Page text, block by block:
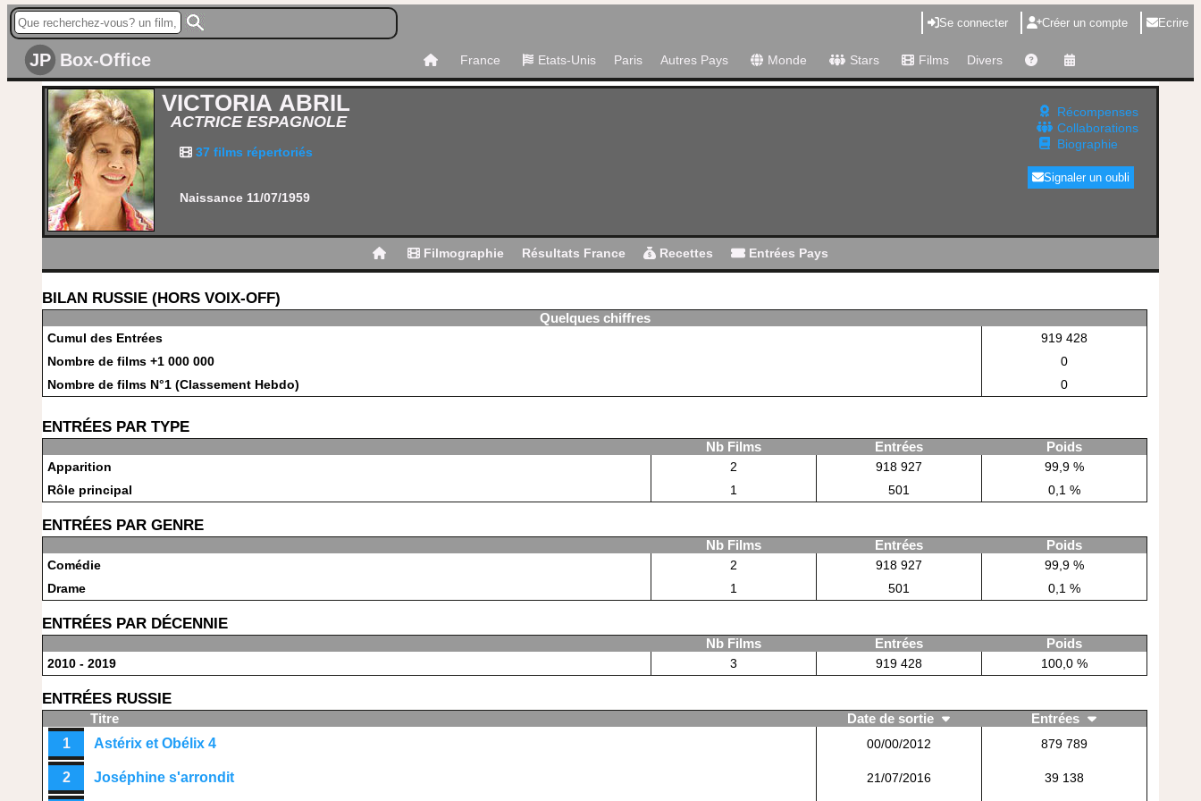
Se connecter Créer un compte Ecrire
JP Box-Office France Etats-Unis Paris Autres Pays Monde Stars Films Divers
VICTORIA ABRIL
ACTRICE ESPAGNOLE
37 films répertoriés
Naissance 11/07/1959
Récompenses
Collaborations
Biographie
Signaler un oubli
Filmographie Résultats France Recettes Entrées Pays
BILAN RUSSIE (HORS VOIX-OFF)
Quelques chiffres
Cumul des Entrées
919 428
Nombre de films +1 000 000
0
Nombre de films N°1 (Classement Hebdo)
0
ENTRÉES PAR TYPE
Nb Films Entrées
Poids
Apparition
2 918 927
99,9 %
Rôle principal
1 501 0,1 %
ENTRÉES PAR GENRE
Nb Films Entrées
Poids
Comédie
2 918 927
99,9 %
Drame
1 501 0,1 %
ENTRÉES PAR DÉCENNIE
Nb Films Entrées
Poids
2010 - 2019
3 919 428 100,0 %
ENTRÉES RUSSIE
Titre Date de sortie Entrées
1 Astérix et Obélix 4 00/00/2012 879 789
2 Joséphine s'arrondit 21/07/2016 39 138